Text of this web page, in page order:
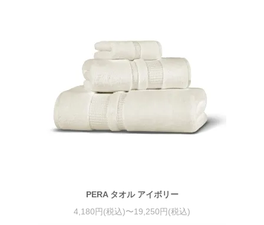
PERA タオル アイボリー
4,180円(税込)〜19,250円(税込)